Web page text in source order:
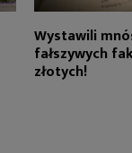
Wystawili
fałszywych
złotych!